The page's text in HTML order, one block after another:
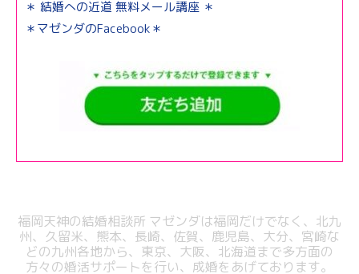
＊ 結婚への近道 無料メール講座 ＊
＊マゼンダのFacebook＊
福岡天神の結婚相談所 マゼンダは福岡だけでなく、北九
州、久留米、熊本、 長崎、佐賀、鹿児島、大分、宮崎な
どの九州各地から、東京、大阪、北海道まで多方面の
方々の婚活サポートを行い、成婚をあげております。